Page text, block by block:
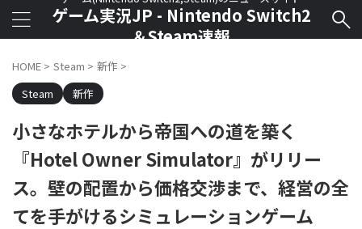
ゲーム実況JP - Nintendo Switch2
＆Steam速報
HOME > Steam > 新作 >
Steam
新作
小さなホテルから帝国への道を築く
『Hotel Owner Simulator』がリリー
ス。壁の配置から価格交渉まで、経営の全
てを手がけるシミュレーションゲーム